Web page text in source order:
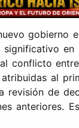
gobierno
significativo
conflicto
al
revisión de
anteriores.